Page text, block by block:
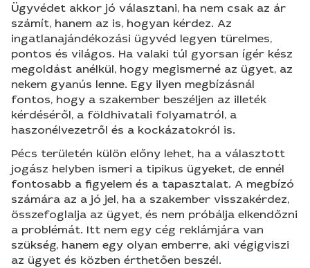
Ügyvédet akkor jó választani, ha nem csak az ár
számít, hanem az is, hogyan kérdez. Az
ingatlanajándékozási ügyvéd legyen türelmes,
pontos és világos. Ha valaki túl gyorsan ígér kész
megoldást anélkül, hogy megismerné az ügyet, az
nekem gyanús lenne. Egy ilyen megbízásnál
fontos, hogy a szakember beszéljen az illeték
kérdéséről, a földhivatali folyamatról, a
haszonélvezetről és a kockázatokról is.
Pécs területén külön előny lehet, ha a választott
jogász helyben ismeri a tipikus ügyeket, de ennél
fontosabb a figyelem és a tapasztalat. A megbízó
számára az a jó jel, ha a szakember visszakérdez,
összefoglalja az ügyet, és nem próbálja elkendőzni
a problémát. Itt nem egy cég reklámjára van
szükség, hanem egy olyan emberre, aki végigviszi
az ügyet és közben érthetően beszél.